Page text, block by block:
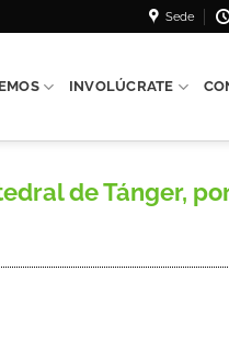
Sede
INVOLÚCRATE
de Tánger,